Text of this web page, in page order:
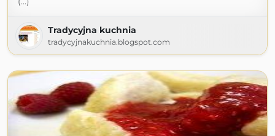
Tradycyjna kuchnia
tradycyjnakuchnia.blogspot.com